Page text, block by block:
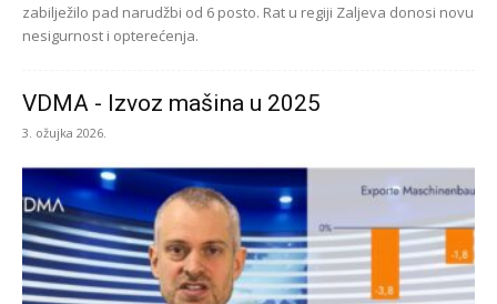
zabilježilo pad narudžbi od 6 posto. Rat u regiji Zaljeva donosi novu
nesigurnost i opterećenja.
VDMA - Izvoz mašina u 2025
3. ožujka 2026.